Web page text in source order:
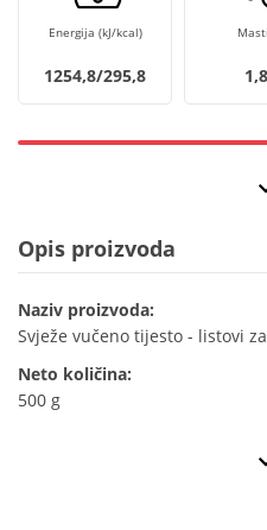
Energija (kJ/kcal)
1254,8/295,8
Opis proizvoda
Naziv proizvoda:
Svježe vučeno tijesto - listovi
Neto količina:
500 g